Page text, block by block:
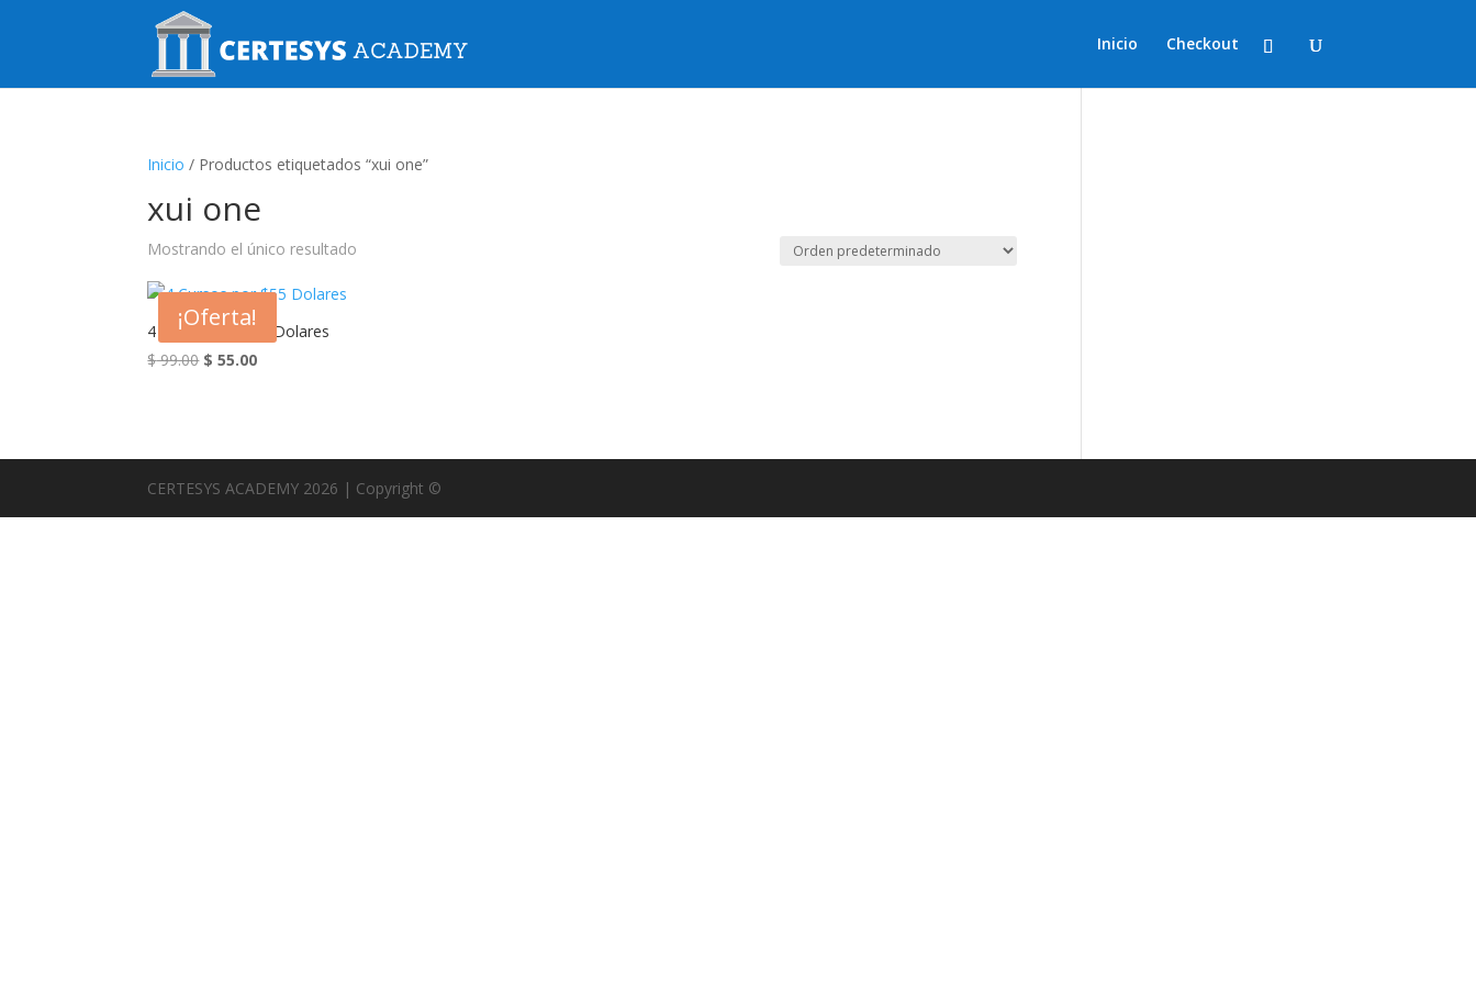
Inicio Checkout
Inicio / Productos etiquetados “xui one”
xui one
Mostrando el único resultado
¡Oferta!
4 Cursos por $55 Dolares
$99.00 El
$ 99.00.
$ 55.00El
$ 55.00.
CERTESYS ACADEMY 2026 | Copyright ©